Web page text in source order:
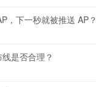
，下一秒就被推送 AP？
是否合理？